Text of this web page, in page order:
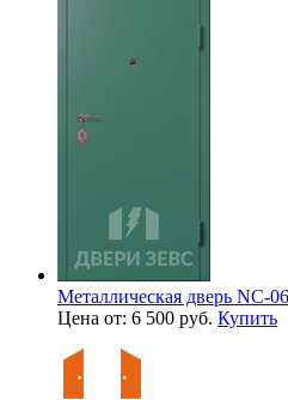
Металлическая дверь NC-
Цена от: 6 500 руб. Купить